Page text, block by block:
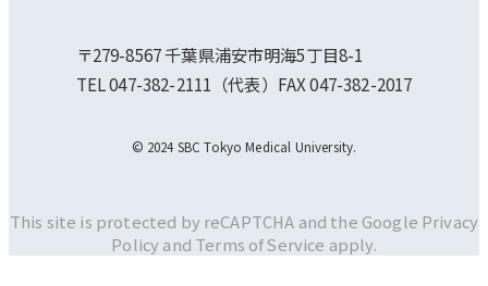
〒279-8567 千葉県浦安市明海5丁目8-1
TEL 047-382-2111（代表）FAX 047-382-2017
© 2024 SBC Tokyo Medical University.
This site is protected by reCAPTCHA and the Google Privacy
Policy and Terms of Service apply.